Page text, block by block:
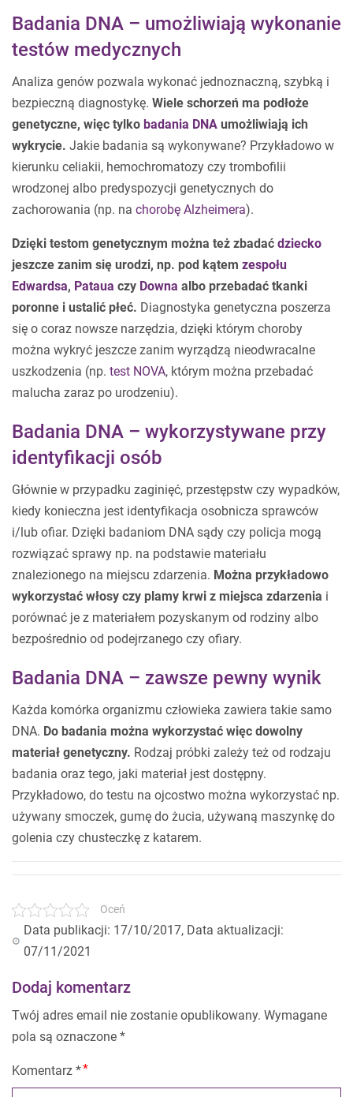
Badania DNA – umożliwiają wykonanie
testów medycznych
Analiza genów pozwala wykonać jednoznaczną, szybką i
bezpieczną diagnostykę. Wiele schorzeń ma podłoże
genetyczne, więc tylko badania DNA umożliwiają ich
wykrycie. Jakie badania są wykonywane? Przykładowo w
kierunku celiakii, hemochromatozy czy trombofilii
wrodzonej albo predyspozycji genetycznych do
zachorowania (np. na chorobę Alzheimera).
Dzięki testom genetycznym można też zbadać dziecko
jeszcze zanim się urodzi, np. pod kątem zespołu
Edwardsa, Pataua czy Downa albo przebadać tkanki
poronne i ustalić płeć. Diagnostyka genetyczna poszerza
się o coraz nowsze narzędzia, dzięki którym choroby
można wykryć jeszcze zanim wyrządzą nieodwracalne
uszkodzenia (np. test NOVA, którym można przebadać
malucha zaraz po urodzeniu).
Badania DNA – wykorzystywane przy
identyfikacji osób
Głównie w przypadku zaginięć, przestępstw czy wypadków,
kiedy konieczna jest identyfikacja osobnicza sprawców
i/lub ofiar. Dzięki badaniom DNA sądy czy policja mogą
rozwiązać sprawy np. na podstawie materiału
znalezionego na miejscu zdarzenia. Można przykładowo
wykorzystać włosy czy plamy krwi z miejsca zdarzenia i
porównać je z materiałem pozyskanym od rodziny albo
bezpośrednio od podejrzanego czy ofiary.
Badania DNA – zawsze pewny wynik
Każda komórka organizmu człowieka zawiera takie samo
DNA. Do badania można wykorzystać więc dowolny
materiał genetyczny. Rodzaj próbki zależy też od rodzaju
badania oraz tego, jaki materiał jest dostępny.
Przykładowo, do testu na ojcostwo można wykorzystać np.
używany smoczek, gumę do żucia, używaną maszynkę do
golenia czy chusteczkę z katarem.
Oceń
Data publikacji: 17/10/2017, Data aktualizacji:
07/11/2021
Dodaj komentarz
Twój adres email nie zostanie opublikowany. Wymagane
pola są oznaczone *
Komentarz *